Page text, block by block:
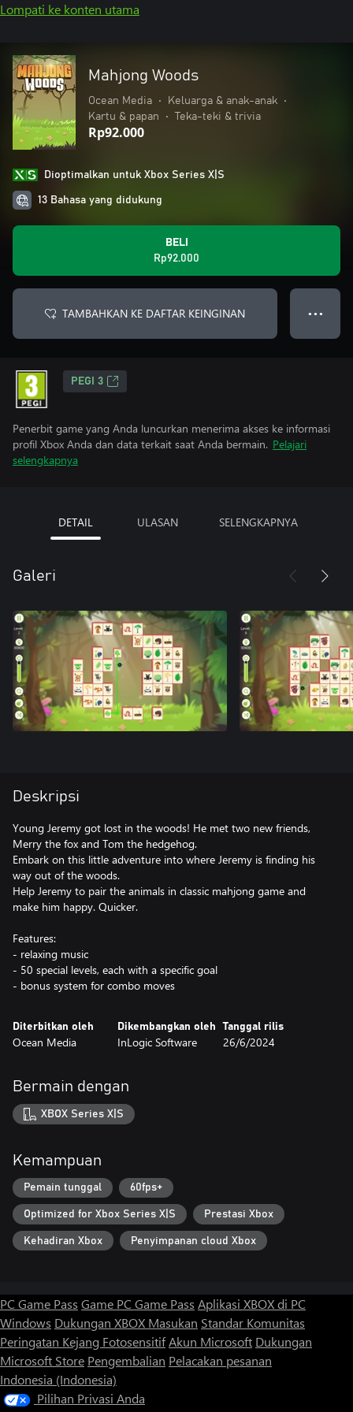
Lompati ke konten utama
Mahjong Woods
Ocean Media • Keluarga & anak-anak
•
Kartu & papan
• Teka-teki & trivia
Rp92.000
Dioptimalkan untuk Xbox Series X|S
13 Bahasa yang didukung
BELI
Rp92.000
TAMBAHKAN KE DAFTAR KEINGINAN ● ● ●
PEGI 3
Penerbit game yang Anda luncurkan menerima akses ke informasi
profil Xbox Anda dan data terkait saat Anda bermain. Pelajari
selengkapnya
DETAIL ULASAN SELENGKAPNYA
Galeri
Deskripsi
Young Jeremy got lost in the woods! He met two new friends,
Merry the fox and Tom the hedgehog.
Embark on this little adventure into where Jeremy is finding his
way out of the woods.
Help Jeremy to pair the animals in classic mahjong game and
make him happy. Quicker.
Features:
- relaxing music
- 50 special levels, each with a specific goal
- bonus system for combo moves
Diterbitkan oleh
Ocean Media
Dikembangkan oleh
InLogic Software
Tanggal rilis
26/6/2024
Bermain dengan
XBOX Series X|S
Kemampuan
Pemain tunggal 60fps+
Optimized for Xbox Series X|S Prestasi Xbox
Kehadiran Xbox Penyimpanan cloud Xbox
PC Game Pass Game PC Game Pass Aplikasi XBOX di PC
Windows Dukungan XBOX Masukan Standar Komunitas
Peringatan Kejang FotosensitifAkun Microsoft Dukungan
Microsoft Store Pengembalian Pelacakan pesanan
Indonesia (Indonesia)
Pilihan Privasi Anda